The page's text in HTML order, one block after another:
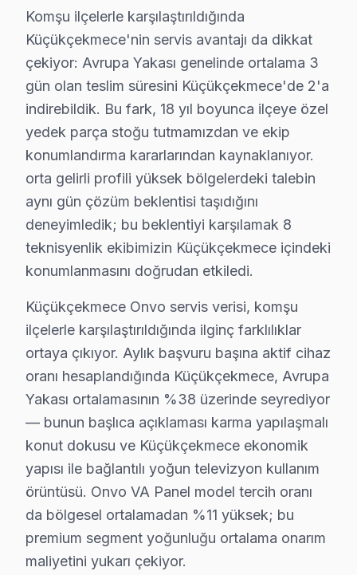
• Küçükçekmece'de sadece orijinal parça
• Profesyonel teşhis ekipmanımızla (osiloskop, ESR
Çok sorulan bir şey var:, Küçükçekmece Gölü,
Küçükçekmece × Onvo: Yerel İçerik ve
Onvo VA Panel teknolojisinin Küçükçekmece
Güç yönetimi devresi ikinci kritik noktayı oluşturuyor.
Onvo IPS panel mimarisinde ise piksel matris
Küçükçekmece'deki müşteri güvenini soyut vaatler
Bu tür vakalar Küçükçekmece'de aylık 51
Küçükçekmece'de 18 yıllık güven ilişkisi, bu tür
İkinci faktör — Arıza derinliği: Yüzeysel Güç kartı
Dördüncü faktör — Parça temini: Stokta hazır Onvo
Küçükçekmece'de Onvo akıllı TV arıza
İlkbahar dönemi (Mart-Mayıs): Görece sakin. Onvo
Yaz dönemi (Haziran-Ağustos): Sıcak havada
Sonbahar dönemi (Eylül-Kasım): Okul ve sezon
Avrupa Yakası'nda yer alan Küçükçekmece'nin
Küçükçekmece'nin karma yapılaşmalı ağırlıklı
Komşu ilçelerle karşılaştırıldığında
Küçükçekmece bu TV servis verisi, komşu ilçelerle
Komşu ilçelerle karşılaştırıldığında
Küçükçekmece'nin servis avantajı da dikkat
çekiyor: Avrupa Yakası genelinde ortalama 3
gün olan teslim süresini Küçükçekmece'de 2'a
indirebildik. Bu fark, 18 yıl boyunca ilçeye özel
yedek parça stoğu tutmamızdan ve ekip
konumlandırma kararlarından kaynaklanıyor.
orta gelirli profili yüksek bölgelerdeki talebin
aynı gün çözüm beklentisi taşıdığını
deneyimledik; bu beklentiyi karşılamak 8
teknisyenlik ekibimizin Küçükçekmece içindeki
konumlanmasını doğrudan etkiledi.
Küçükçekmece Onvo servis verisi, komşu
ilçelerle karşılaştırıldığında ilginç farklılıklar
ortaya çıkıyor. Aylık başvuru başına aktif cihaz
oranı hesaplandığında Küçükçekmece, Avrupa
Yakası ortalamasının %38 üzerinde seyrediyor
— bunun başlıca açıklaması karma yapılaşmalı
konut dokusu ve Küçükçekmece ekonomik
yapısı ile bağlantılı yoğun televizyon kullanım
örüntüsü. Onvo VA Panel model tercih oranı
da bölgesel ortalamadan %11 yüksek; bu
premium segment yoğunluğu ortalama onarım
maliyetini yukarı çekiyor.